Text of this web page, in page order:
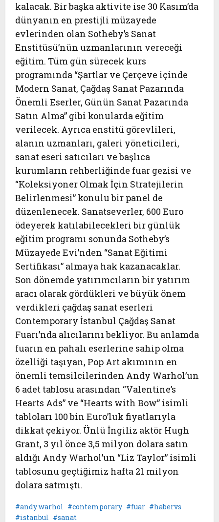
kalacak. Bir başka aktivite ise 30 Kasım’da
dünyanın en prestijli müzayede
evlerinden olan Sotheby’s Sanat
Enstitüsü’nün uzmanlarının vereceği
eğitim. Tüm gün sürecek kurs
programında “Şartlar ve Çerçeve içinde
Modern Sanat, Çağdaş Sanat Pazarında
Önemli Eserler, Günün Sanat Pazarında
Satın Alma” gibi konularda eğitim
verilecek. Ayrıca enstitü görevlileri,
alanın uzmanları, galeri yöneticileri,
sanat eseri satıcıları ve başlıca
kurumların rehberliğinde fuar gezisi ve
“Koleksiyoner Olmak İçin Stratejilerin
Belirlenmesi” konulu bir panel de
düzenlenecek. Sanatseverler, 600 Euro
ödeyerek katılabilecekleri bir günlük
eğitim programı sonunda Sotheby’s
Müzayede Evi’nden “Sanat Eğitimi
Sertifikası” almaya hak kazanacaklar.
Son dönemde yatırımcıların bir yatırım
aracı olarak gördükleri ve büyük önem
verdikleri çağdaş sanat eserleri
Contemporary İstanbul Çağdaş Sanat
Fuarı’nda alıcılarını bekliyor. Bu anlamda
fuarın en pahalı eserlerine sahip olma
özelliği taşıyan, Pop Art akımının en
önemli temsilcilerinden Andy Warhol’un
6 adet tablosu arasından “Valentine’s
Hearts Ads” ve “Hearts with Bow” isimli
tabloları 100 bin Euro’luk fiyatlarıyla
dikkat çekiyor. Ünlü İngiliz aktör Hugh
Grant, 3 yıl önce 3,5 milyon dolara satın
aldığı Andy Warhol’un “Liz Taylor” isimli
tablosunu geçtiğimiz hafta 21 milyon
dolara satmıştı.
andy warhol contemporary fuar
habervs
istanbul
sanat